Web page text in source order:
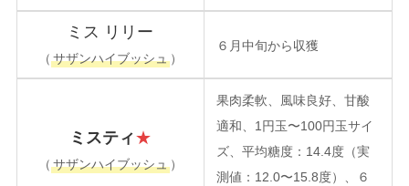
ミス リリー
（ サザンハイブッシュ）
６月中旬から収獲
ミスティ★
（ サザンハイブッシュ）
果肉柔軟、風味良好、甘酸
適和、1円玉〜100円玉サイ
ズ、平均糖度：14.4度（実
測値：12.0〜15.8度）、６